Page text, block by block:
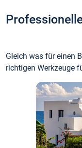
Gleich was für einen
richtigen Werkzeuge